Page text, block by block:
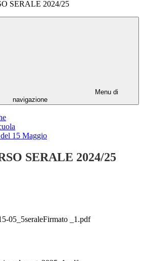
SERALE 2024/25
Menu di
navigazione
15 Maggio
SERALE 2024/25
05_5seraleFirmato _1.pdf